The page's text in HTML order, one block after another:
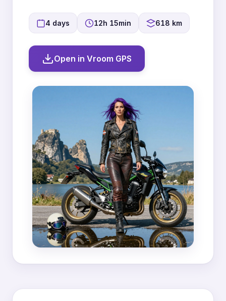
4 days 12h 15min 618 km
Open in Vroom GPS
MapLibre|OpenFreeMap © OpenMapTilesData fromOpenStreetMap